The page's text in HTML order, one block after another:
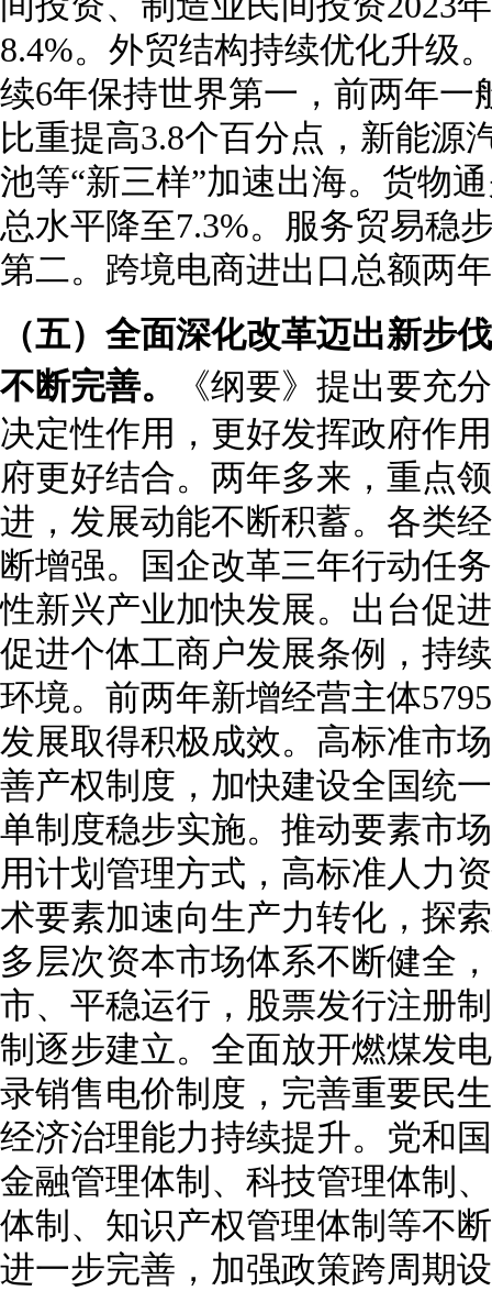
8.4%。外贸结构持续优化升级
续6年保持世界第一，前两年一
比重提高3.8个百分点，新能源
池等“新三样”加速出海。货物
总水平降至7.3%。服务贸易稳
第二。跨境电商进出口总额两
（五）全面深化改革迈出新步
不断完善。
《纲要》提出要充
决定性作用，更好发挥政府作
府更好结合。两年多来，重点
进，发展动能不断积蓄。各类
断增强。国企改革三年行动任
性新兴产业加快发展。出台促
促进个体工商户发展条例，持
环境。前两年新增经营主体
发展取得积极成效。高标准市
善产权制度，加快建设全国统
单制度稳步实施。推动要素市
用计划管理方式，高标准人力
术要素加速向生产力转化，探
多层次资本市场体系不断健全
市、平稳运行，股票发行注册
制逐步建立。全面放开燃煤发
录销售电价制度，完善重要民
经济治理能力持续提升。党和
金融管理体制、科技管理体制
体制、知识产权管理体制等不
进一步完善，加强政策跨周期